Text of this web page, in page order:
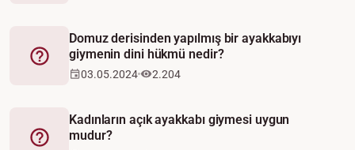
Fetva
Domuz derisinden yapılmış bir ayakkabıyı
giymenin dini hükmü nedir?
03.05.2024 2.204
Fetva
Kadınların açık ayakkabı giymesi uygun
mudur?